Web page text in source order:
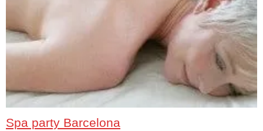
Spa party Barcelona